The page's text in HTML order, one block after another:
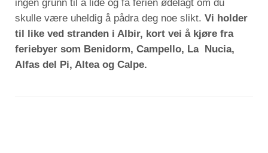
ingen grunn til å lide og få ferien ødelagt om du
skulle være uheldig å pådra deg noe slikt. Vi holder
til like ved stranden i Albir, kort vei å kjøre fra
feriebyer som Benidorm, Campello, La Nucia,
Alfas del Pi, Altea og Calpe.